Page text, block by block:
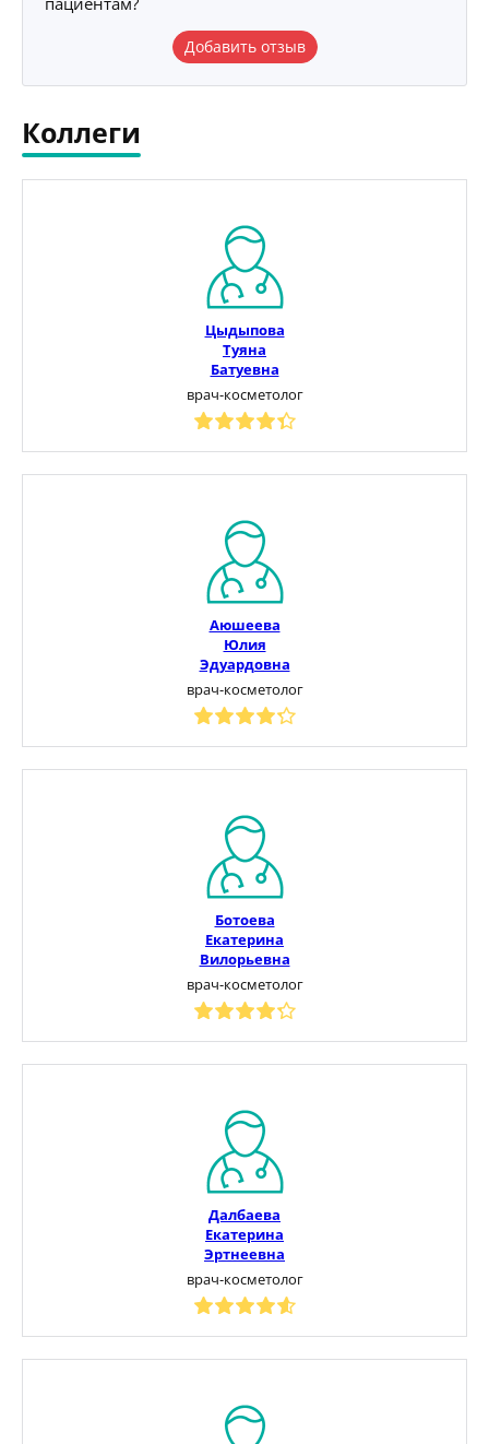
Добавить отзыв
Коллеги
Цыдыпова
Туяна
Батуевна
врач-косметолог
Аюшеева
Юлия
Эдуардовна
врач-косметолог
Ботоева
Екатерина
Вилорьевна
врач-косметолог
Далбаева
Екатерина
Эртнеевна
врач-косметолог